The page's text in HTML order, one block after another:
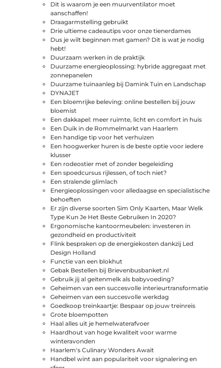
Dit is waarom je een muurventilator moet
aanschaffen!
Draagarmstelling gebruikt
Drie ultieme cadeautips voor onze tienerdames
Dus je wilt beginnen met gamen? Dit is wat je nodig
hebt!
Duurzaam werken in de praktijk
Duurzame energieoplossing: hybride aggregaat met
zonnepanelen
Duurzame tuinaanleg bij Damink Tuin en Landschap
DYNAJET
Een bloemrijke beleving: online bestellen bij jouw
bloemist
Een dakkapel: meer ruimte, licht en comfort in huis
Een Duik in de Rommelmarkt van Haarlem
Een handige tip voor het verhuizen
Een hoogwerker huren is de beste optie voor iedere
klusser
Een rodeostier met of zonder begeleiding
Een spoedcursus rijlessen, of toch niet?
Een stralende glimlach
Energieoplossingen voor alledaagse en specialistische
behoeften
Er zijn diverse soorten Sim Only Kaarten, Maar Welk
Type Kun Je Het Beste Gebruiken In 2020?
Ergonomische kantoormeubelen: investeren in
gezondheid en productiviteit
Flink bespraken op de energiekosten dankzij Led
Design Holland
Functie van een blokhut
Gebak Bestellen bij Brievenbusbanket.nl
Gebruik jij al geitenmelk als babyvoeding?
Geheimen van een succesvolle interieurtransformatie
Geheimen van een succesvolle werkdag
Goedkoop treinkaartje: Bespaar op jouw treinreis
Grote bloempotten
Haal alles uit je hemelwaterafvoer
Haardhout van hoge kwaliteit voor warme
winteravonden
Haarlem's Culinary Wonders Await
Handbel wint aan populariteit voor signalering en